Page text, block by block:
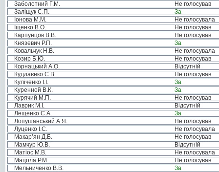
Заболотний Г.М.
Не голосував
Заліщук С.П.
За
Іонова М.М.
Не голосувала
Іщенко В.О.
Не голосував
Карпунцов В.В.
Не голосував
Князевич Р.П.
За
Ковальчук Н.В.
Не голосувала
Козир Б.Ю.
Не голосував
Корнацький А.О.
Відсутній
Кудлаєнко С.В.
Не голосував
Куліченко І.І.
За
Куренной В.К.
За
Курячий М.П.
Не голосував
Лаврик М.І.
Відсутній
Лещенко С.А.
За
Лопушанський А.Я.
Не голосував
Луценко І.С.
Не голосувала
Макар’ян Д.Б.
Не голосував
Мамчур Ю.В.
Відсутній
Матіос М.В.
Не голосувала
Мацола Р.М.
Не голосував
Мельниченко В.В.
За